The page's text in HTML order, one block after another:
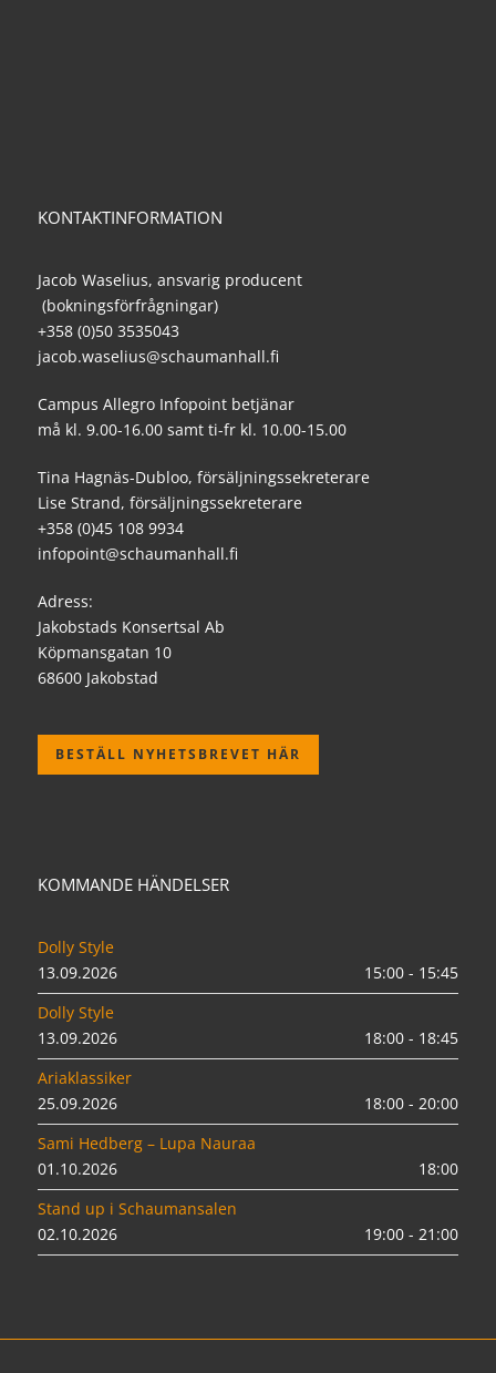
KONTAKTINFORMATION
Jacob Waselius, ansvarig producent
(bokningsförfrågningar)
+358 (0)50 3535043
jacob.waselius@schaumanhall.fi
Campus Allegro Infopoint betjänar
må kl. 9.00-16.00 samt ti-fr kl. 10.00-15.00
Tina Hagnäs-Dubloo, försäljningssekreterare
Lise Strand, försäljningssekreterare
+358 (0)45 108 9934
infopoint@schaumanhall.fi
Adress:
Jakobstads Konsertsal Ab
Köpmansgatan 10
68600 Jakobstad
BESTÄLL NYHETSBREVET HÄR
KOMMANDE HÄNDELSER
Dolly Style
13.09.2026
15:00 - 15:45
Dolly Style
13.09.2026
18:00 - 18:45
Ariaklassiker
25.09.2026
18:00 - 20:00
Sami Hedberg – Lupa Nauraa
01.10.2026
18:00
Stand up i Schaumansalen
02.10.2026
19:00 - 21:00